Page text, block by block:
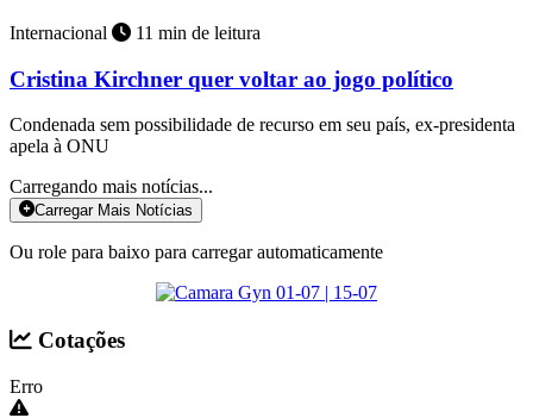
Internacional 11 min de leitura
Cristina Kirchner quer voltar ao jogo político
Condenada sem possibilidade de recurso em seu país, ex-presidenta
apela à ONU
Carregando mais notícias...
Carregar Mais Notícias
Ou role para baixo para carregar automaticamente
Cotações
Erro